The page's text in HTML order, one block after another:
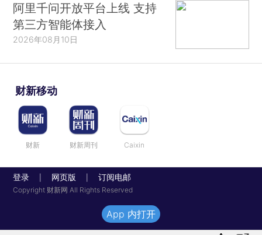
阿里千问开放平台上线 支持
第三方智能体接入
2026年08月10日
财新移动
财新 财新周刊 Caixin
登录 网页版 订阅电邮
Copyright 财新网 All Rights Reserved
App 内打开